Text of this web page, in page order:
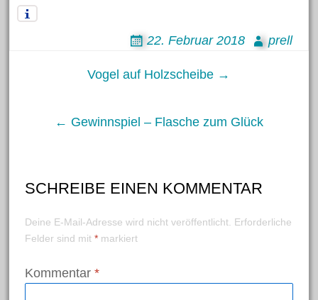
Oktober 2017
Juni 2017
April 2017
Januar 2017
Dezember 2016
November 2016
September 2016
22. Februar 2018 prell
navigation
Vogel auf Holzscheibe →
← Gewinnspiel – Flasche zum Glück
SCHREIBE EINEN KOMMENTAR
Deine E-Mail-Adresse wird nicht veröffentlicht. Erforderliche
Felder sind mit *markiert
Kommentar *